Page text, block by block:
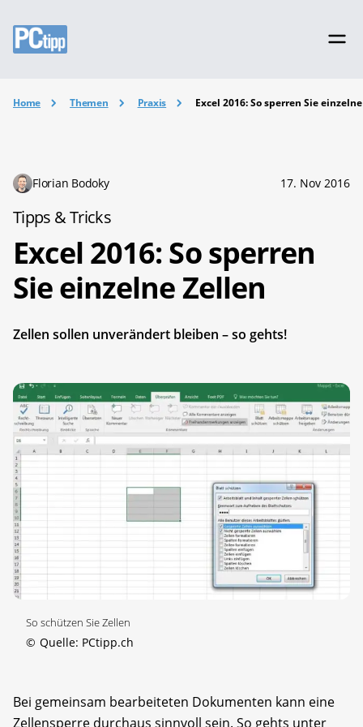
Home Themen Praxis Excel 2016: So sperren Sie
Florian Bodoky 17. Nov 2016
Tipps & Tricks
Excel 2016: So sperren
Sie einzelne Zellen
Zellen sollen unverändert bleiben – so gehts!
So schützen Sie Zellen
© Quelle: PCtipp.ch
Bei gemeinsam bearbeiteten Dokumenten kann eine
Zellensperre durchaus sinnvoll sein. So gehts unter